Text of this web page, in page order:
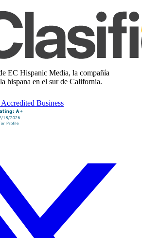
EC Hispanic Media, la compañía
hispana en el sur de California.
Business